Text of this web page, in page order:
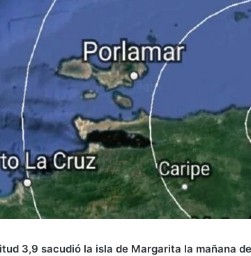
3,9 sacudió la isla de Margarita la mañana